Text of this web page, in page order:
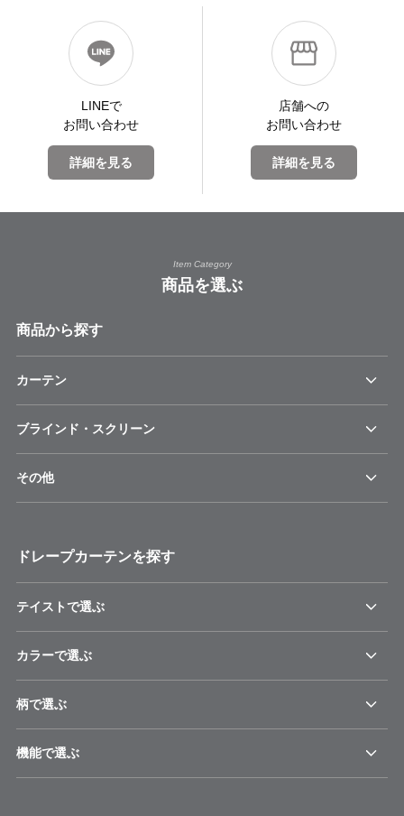
LINEで
お問い合わせ
詳細を見る
店舗への
お問い合わせ
詳細を見る
Item Category
商品を選ぶ
商品から探す
カーテン
ブラインド・スクリーン
その他
ドレープカーテンを探す
テイストで選ぶ
カラーで選ぶ
柄で選ぶ
機能で選ぶ